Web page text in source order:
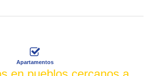
Apartamentos